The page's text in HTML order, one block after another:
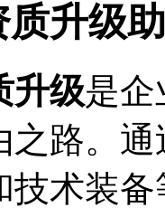
升级
升级是
之路。
技术装